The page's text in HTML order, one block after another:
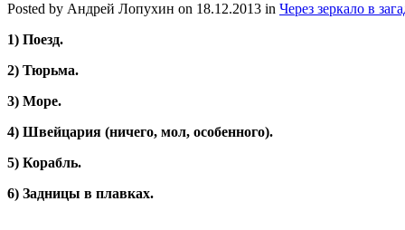
Posted by Андрей Лопухин on 18.12.2013 in Через зеркало в
1) Поезд.
2) Тюрьма.
3) Море.
4) Швейцария (ничего, мол, особенного).
5) Корабль.
6) Задницы в плавках.